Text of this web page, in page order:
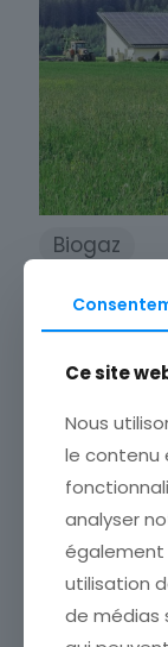
Biogaz
Le gaz
terrain
développer
le monde.
25 mai
Ce site
Nous
le contenu
analyser
également
utilisation
de médias